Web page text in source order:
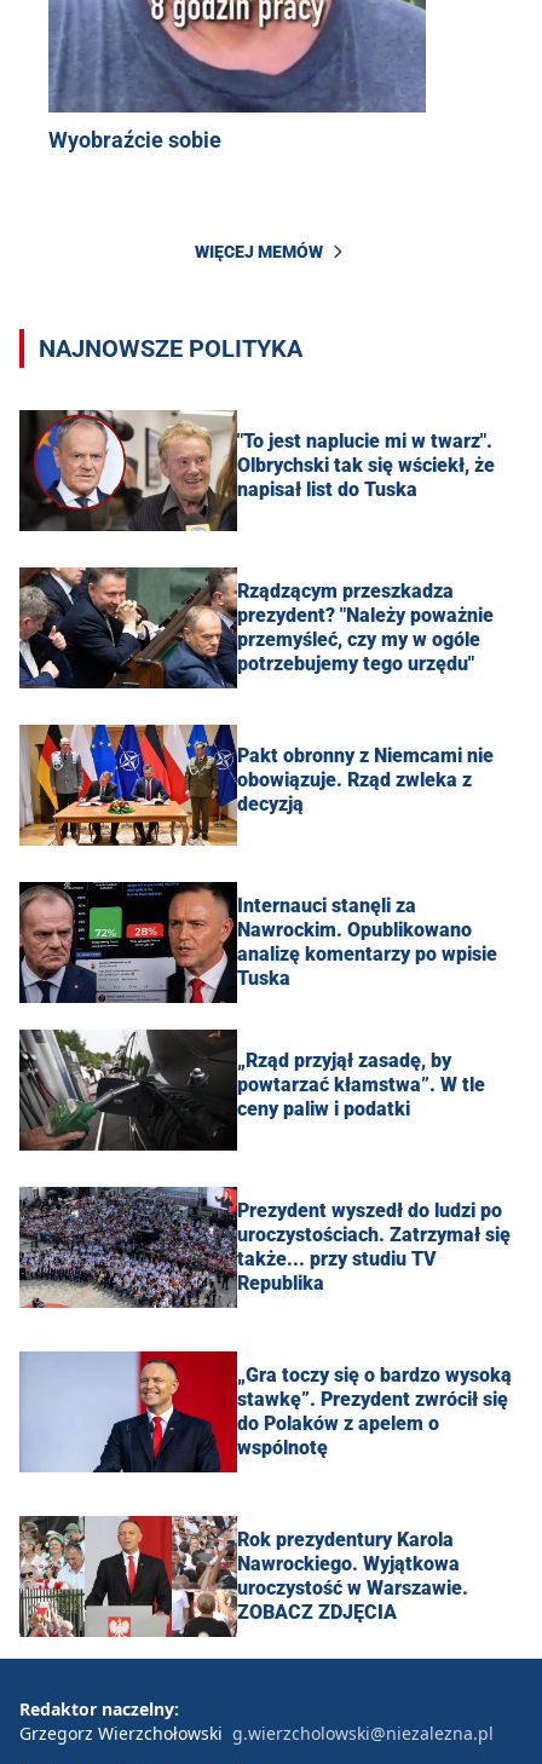
Wyobraźcie sobie
WIĘCEJ MEMÓW
NAJNOWSZE POLITYKA
"To jest naplucie mi w twarz".
Olbrychski tak się wściekł, że
napisał list do Tuska
Rządzącym przeszkadza
prezydent? "Należy poważnie
przemyśleć, czy my w ogóle
potrzebujemy tego urzędu"
Pakt obronny z Niemcami nie
obowiązuje. Rząd zwleka z
decyzją
Internauci stanęli za
Nawrockim. Opublikowano
analizę komentarzy po wpisie
Tuska
„Rząd przyjął zasadę, by
powtarzać kłamstwa”. W tle
ceny paliw i podatki
Prezydent wyszedł do ludzi po
uroczystościach. Zatrzymał się
także... przy studiu TV
Republika
„Gra toczy się o bardzo wysoką
stawkę”. Prezydent zwrócił się
do Polaków z apelem o
wspólnotę
Rok prezydentury Karola
Nawrockiego. Wyjątkowa
uroczystość w Warszawie.
ZOBACZ ZDJĘCIA
Redaktor naczelny:
Grzegorz Wierzchołowski g.wierzcholowski@niezalezna.pl